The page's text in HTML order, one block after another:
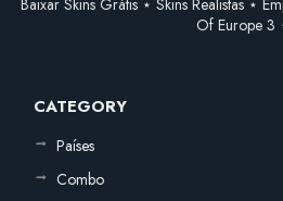
Baixar Skins Grátis ⋆ Skins Realistas ⋆
Of Europe 3
CATEGORY
Países
Combo